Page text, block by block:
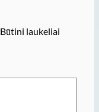
Būtini laukeliai